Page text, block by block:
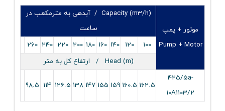
موتور + پمپ
Pump + Motor
Capacity (m3/h) / آبدهی به مترمکعب در
ساعت
100
120
140
160
180
200
220
240
260
Head (m) / ارتفاع کل به متر
425/5a-
10A1103/2
162.5
160.5
159
155
147
138
126.5
114
98.5